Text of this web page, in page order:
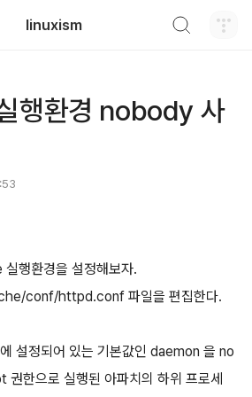
linuxism
행환경 nobody 사
행환경을 설정해보자.
conf/httpd.conf 파일을 편집한다.
설정되어 있는 기본값인 daemon 을 no
한으로 실행된 아파치의 하위 프로세